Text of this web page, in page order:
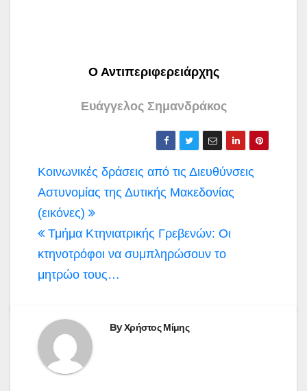
Ο Αντιπεριφερειάρχης
Ευάγγελος Σημανδράκος
Πλοήγηση
άρθρων
Κοινωνικές δράσεις από τις Διευθύνσεις
Αστυνομίας της Δυτικής Μακεδονίας
(εικόνες)
Τμήμα Κτηνιατρικής Γρεβενών: Οι
κτηνοτρόφοι να συμπληρώσουν το
μητρώο τους…
ByΧρήστος Μίμης